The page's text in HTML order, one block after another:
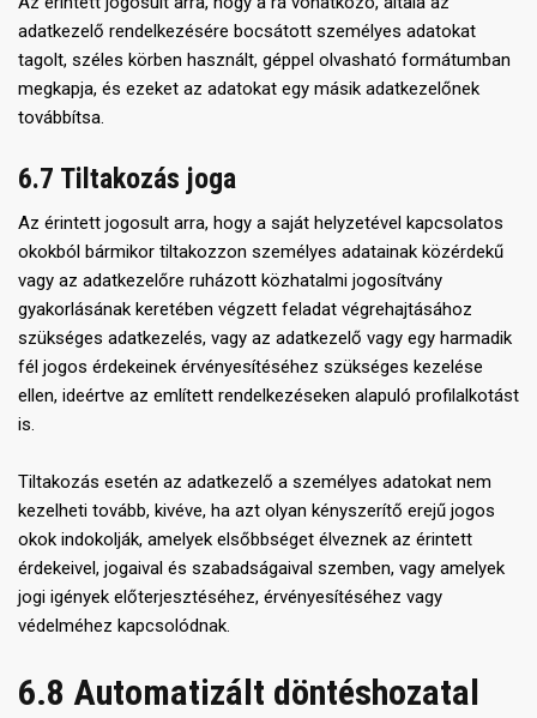
adatkezelő rendelkezésére bocsátott személyes adatokat
tagolt, széles körben használt, géppel olvasható formátumban
megkapja, és ezeket az adatokat egy másik adatkezelőnek
továbbítsa.
6.7 Tiltakozás joga
Az érintett jogosult arra, hogy a saját helyzetével kapcsolatos
okokból bármikor tiltakozzon személyes adatainak közérdekű
vagy az adatkezelőre ruházott közhatalmi jogosítvány
gyakorlásának keretében végzett feladat végrehajtásához
szükséges adatkezelés, vagy az adatkezelő vagy egy harmadik
fél jogos érdekeinek érvényesítéséhez szükséges kezelése
ellen, ideértve az említett rendelkezéseken alapuló profilalkotást
is.
Tiltakozás esetén az adatkezelő a személyes adatokat nem
kezelheti tovább, kivéve, ha azt olyan kényszerítő erejű jogos
okok indokolják, amelyek elsőbbséget élveznek az érintett
érdekeivel, jogaival és szabadságaival szemben, vagy amelyek
jogi igények előterjesztéséhez, érvényesítéséhez vagy
védelméhez kapcsolódnak.
6.8 Automatizált döntéshozatal